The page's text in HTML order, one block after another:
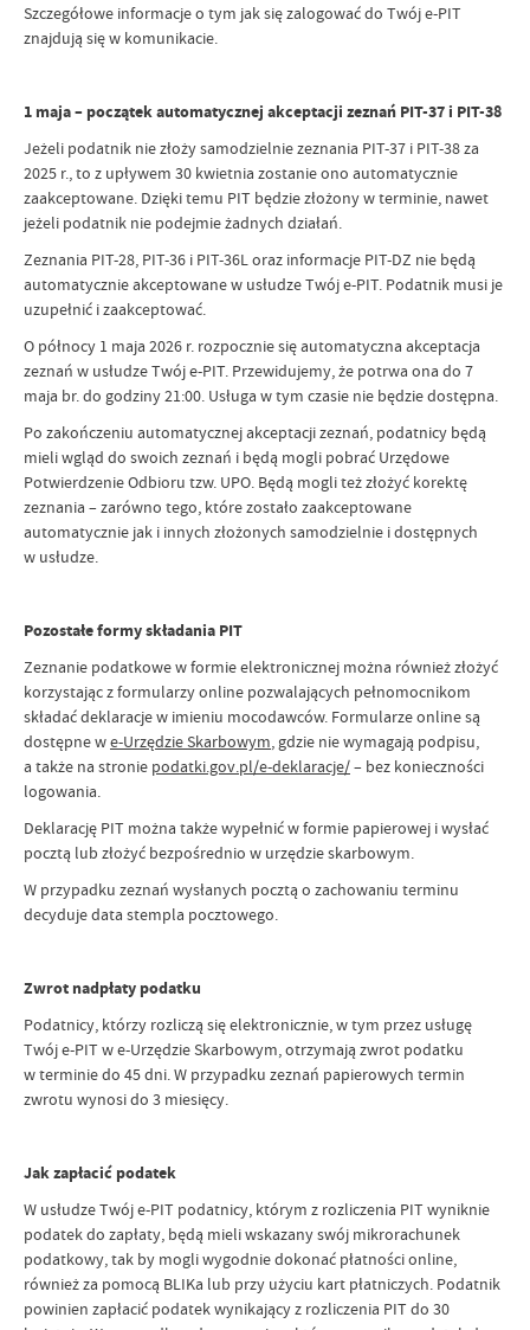
Szczegółowe informacje o tym jak się zalogować do Twój e-PIT
znajdują się w komunikacie.
1 maja – początek automatycznej akceptacji zeznań PIT-37 i PIT-38
Jeżeli podatnik nie złoży samodzielnie zeznania PIT-37 i PIT-38 za
2025 r., to z upływem 30 kwietnia zostanie ono automatycznie
zaakceptowane. Dzięki temu PIT będzie złożony w terminie, nawet
jeżeli podatnik nie podejmie żadnych działań.
Zeznania PIT-28, PIT-36 i PIT-36L oraz informacje PIT-DZ nie będą
automatycznie akceptowane w usłudze Twój e-PIT. Podatnik musi je
uzupełnić i zaakceptować.
O północy 1 maja 2026 r. rozpocznie się automatyczna akceptacja
zeznań w usłudze Twój e-PIT. Przewidujemy, że potrwa ona do 7
maja br. do godziny 21:00. Usługa w tym czasie nie będzie dostępna.
Po zakończeniu automatycznej akceptacji zeznań, podatnicy będą
mieli wgląd do swoich zeznań i będą mogli pobrać Urzędowe
Potwierdzenie Odbioru tzw. UPO. Będą mogli też złożyć korektę
zeznania – zarówno tego, które zostało zaakceptowane
automatycznie jak i innych złożonych samodzielnie i dostępnych
w usłudze.
Pozostałe formy składania PIT
Zeznanie podatkowe w formie elektronicznej można również złożyć
korzystając z formularzy online pozwalających pełnomocnikom
składać deklaracje w imieniu mocodawców. Formularze online są
dostępne we-Urzędzie Skarbowym, gdzie nie wymagają podpisu,
a także na stronie podatki.gov.pl/e-deklaracje/– bez konieczności
logowania.
Deklarację PIT można także wypełnić w formie papierowej i wysłać
pocztą lub złożyć bezpośrednio w urzędzie skarbowym.
W przypadku zeznań wysłanych pocztą o zachowaniu terminu
decyduje data stempla pocztowego.
Zwrot nadpłaty podatku
Podatnicy, którzy rozliczą się elektronicznie, w tym przez usługę
Twój e-PIT w e-Urzędzie Skarbowym, otrzymają zwrot podatku
w terminie do 45 dni. W przypadku zeznań papierowych termin
zwrotu wynosi do 3 miesięcy.
Jak zapłacić podatek
W usłudze Twój e-PIT podatnicy, którym z rozliczenia PIT wyniknie
podatek do zapłaty, będą mieli wskazany swój mikrorachunek
podatkowy, tak by mogli wygodnie dokonać płatności online,
również za pomocą BLIKa lub przy użyciu kart płatniczych. Podatnik
powinien zapłacić podatek wynikający z rozliczenia PIT do 30